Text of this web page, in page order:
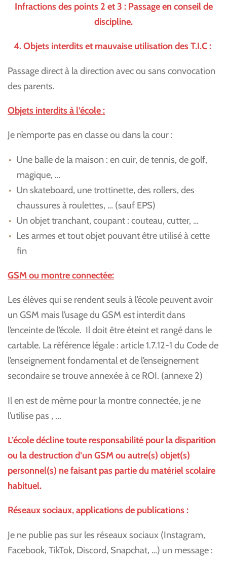
Infractions des points 2 et 3 : Passage en conseil de
discipline.
4. Objets interdits et mauvaise utilisation des T.I.C :
Passage direct à la direction avec ou sans convocation
des parents.
Objets interdits à l’école :
Je n’emporte pas en classe ou dans la cour :
Une balle de la maison : en cuir, de tennis, de golf,
magique, …
Un skateboard, une trottinette, des rollers, des
chaussures à roulettes, … (sauf EPS)
Un objet tranchant, coupant : couteau, cutter, …
Les armes et tout objet pouvant être utilisé à cette
fin
GSM ou montre connectée:
Les élèves qui se rendent seuls à l’école peuvent avoir
un GSM mais l’usage du GSM est interdit dans
l’enceinte de l’école. Il doit être éteint et rangé dans le
cartable. La référence légale : article 1.7.12-1 du Code de
l’enseignement fondamental et de l’enseignement
secondaire se trouve annexée à ce ROI. (annexe 2)
Il en est de même pour la montre connectée, je ne
l’utilise pas , ...
L’école décline toute responsabilité pour la disparition
ou la destruction d’un GSM ou autre(s) objet(s)
personnel(s) ne faisant pas partie du matériel scolaire
habituel.
Réseaux sociaux, applications de publications :
Je ne publie pas sur les réseaux sociaux (Instagram,
Facebook, TikTok, Discord, Snapchat, …) un message :